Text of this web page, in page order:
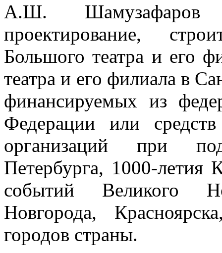
А.Ш. Шамузафаров
проектирование,
Большого театра и его
театра и его филиала в
финансируемых из
Федерации или
организаций при
Петербурга, 1000-
событий Великого
Новгорода,
городов страны.